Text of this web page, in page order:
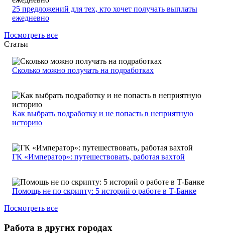
25 предложений для тех, кто хочет получать выплаты
ежедневно
Посмотреть все
Статьи
Сколько можно получать на подработках
Как выбрать подработку и не попасть в неприятную
историю
ГК «Император»: путешествовать, работая вахтой
Помощь не по скрипту: 5 историй о работе в Т-Банке
Посмотреть все
Работа в других городах